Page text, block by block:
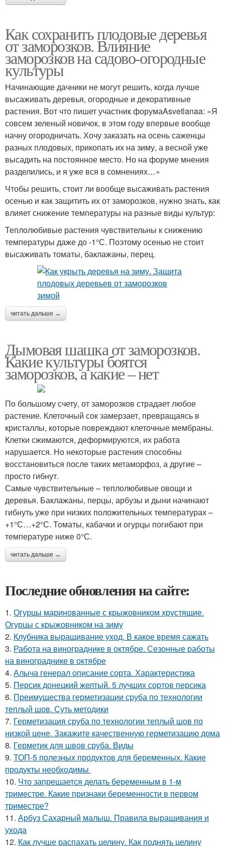
Как сохранить плодовые деревья
от заморозков. Влияние
заморозков на садово-огородные
культуры
Начинающие дачники не могут решить, когда лучше
высаживать деревья, огородные и декоративные
растения. Вот что пишет участник форумаAsvetlanaa: «Я
совсем зеленый новичок, в этом году впервые вообще
начну огородничать. Хочу заказать на осень саженцы
разных плодовых, прикопать их на зиму, а весной уже
высадить на постоянное место. Но на форуме мнения
разделились, и я уже вся в сомнениях…»
Чтобы решить, стоит ли вообще высаживать растения
осенью и как защитить их от заморозков, нужно знать, как
влияет снижение температуры на разные виды культур:
Теплолюбивые растения чувствительны к снижению
температуры даже до -1°С. Поэтому осенью не стоит
высаживать томаты, баклажаны, перец.
читать дальше →
Дымовая шашка от заморозков.
Какие культуры боятся
заморозков, а какие – нет
По большому счету, от заморозков страдает любое
растение. Клеточный сок замерзает, превращаясь в
кристаллы, которые повреждают клеточные мембраны.
Клетки сжимаются, деформируются, их работа
нарушается. Но некоторые растения способны
восстановиться после таких метаморфоз, а другие –
просто гибнут.
Самые чувствительные – теплолюбивые овощи и
деревья. Баклажаны, перцы, арбузы и дыни начинают
гибнуть уже при низких положительных температурах –
+1°С…+2°С. Томаты, кабачки и огурцы погибают при
температуре ниже 0°С.
читать дальше →
Последние обновления на сайте:
1. Огурцы маринованные с крыжовником хрустящие.
Огурцы с крыжовником на зиму
2. Клубника выращивание уход. В какое время сажать
3. Работа на винограднике в октябре. Сезонные работы
на винограднике в октябре
4. Алыча генерал описание сорта. Характеристика
5. Персик донецкий желтый. 5 лучших сортов персика
6. Преимущества герметизации сруба по технологии
теплый шов. Суть методики
7. Герметизация сруба по технологии теплый шов по
низкой цене. Закажите качественную герметизацию дома
8. Герметик для швов сруба. Виды
9. ТОП-5 полезных продуктов для беременных. Какие
продукты необходимы
10. Что запрещается делать беременным в 1-м
триместре. Какие признаки беременности в первом
триместре?
11. Арбуз Сахарный малыш. Правила выращивания и
ухода
12. Как лучше распахать целину. Как поднять целину